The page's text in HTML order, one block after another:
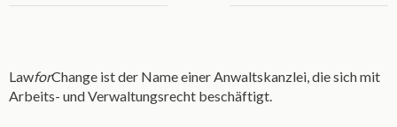
LawforChange ist der Name einer Anwaltskanzlei, die sich mit
Arbeits- und Verwaltungsrecht beschäftigt.